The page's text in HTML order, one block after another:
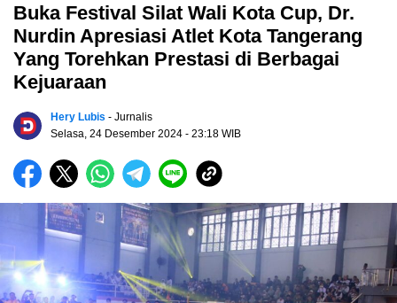
Buka Festival Silat Wali Kota Cup, Dr.
Nurdin Apresiasi Atlet Kota Tangerang
Yang Torehkan Prestasi di Berbagai
Kejuaraan
Hery Lubis - Jurnalis
Selasa, 24 Desember 2024 - 23:18 WIB